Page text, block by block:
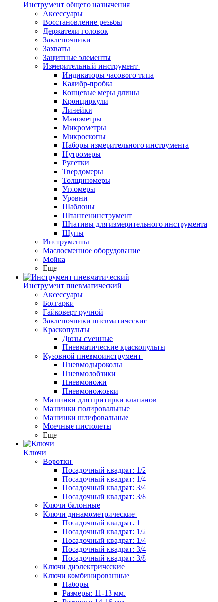
Инструмент общего назначения
Аксессуары
Восстановление резьбы
Держатели головок
Заклепочники
Захваты
Защитные элементы
Измерительный инструмент
Индикаторы часового типа
Калибр-пробка
Концевые меры длины
Кронциркули
Линейки
Манометры
Микрометры
Микроскопы
Наборы измерительного инструмента
Нутромеры
Рулетки
Твердомеры
Толщиномеры
Угломеры
Уровни
Шаблоны
Штангенинструмент
Штативы для измерительного инструмента
Щупы
Инструменты
Маслосменное оборудование
Мойка
Еще
Инструмент пневматический
Аксессуары
Болгарки
Гайковерт ручной
Заклепочники пневматические
Краскопульты
Дюзы сменные
Пневматические краскопульты
Кузовной пневмоинструмент
Пневмодыроколы
Пневмолобзики
Пневмоножи
Пневмоножовки
Машинки для притирки клапанов
Машинки полировальные
Машинки шлифовальные
Моечные пистолеты
Еще
Ключи
Воротки
Посадочный квадрат: 1/2
Посадочный квадрат: 1/4
Посадочный квадрат: 3/4
Посадочный квадрат: 3/8
Ключи балонные
Ключи динамометрические
Посадочный квадрат: 1
Посадочный квадрат: 1/2
Посадочный квадрат: 1/4
Посадочный квадрат: 3/4
Посадочный квадрат: 3/8
Ключи диэлектрические
Ключи комбинированные
Наборы
Размеры: 11-13 мм.